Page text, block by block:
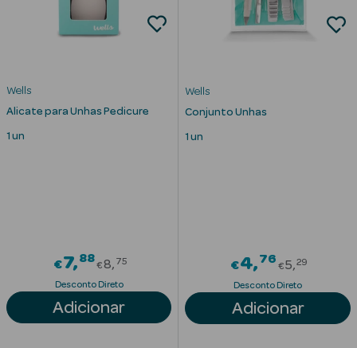
Acessórios
Ver Tudo
Protetores
Solares
Refirmantes
Wells
Alicate para Unhas Pedicure
1 un
€7 88Price reduced from
€8 75
Desconto Direto
Adicionar
Wells
Conjunto Unhas
1 un
€4 76Price
€5 29
Desconto Direto
Adicionar